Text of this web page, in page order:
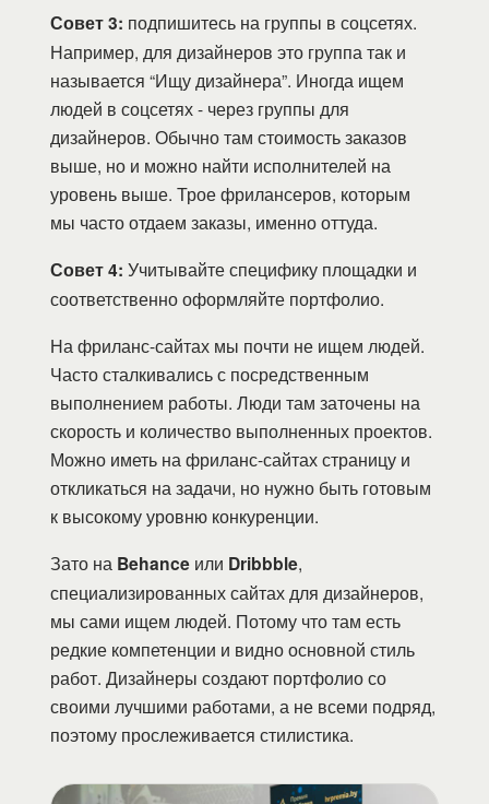
Совет 3: подпишитесь на группы в соцсетях.
Например, для дизайнеров это группа так и
называется “Ищу дизайнера”. Иногда ищем
людей в соцсетях - через группы для
дизайнеров. Обычно там стоимость заказов
выше, но и можно найти исполнителей на
уровень выше. Трое фрилансеров, которым
мы часто отдаем заказы, именно оттуда.
Совет 4: Учитывайте специфику площадки и
соответственно оформляйте портфолио.
На фриланс-сайтах мы почти не ищем людей.
Часто сталкивались с посредственным
выполнением работы. Люди там заточены на
скорость и количество выполненных проектов.
Можно иметь на фриланс-сайтах страницу и
откликаться на задачи, но нужно быть готовым
к высокому уровню конкуренции.
Зато на Behance или Dribbble,
специализированных сайтах для дизайнеров,
мы сами ищем людей. Потому что там есть
редкие компетенции и видно основной стиль
работ. Дизайнеры создают портфолио со
своими лучшими работами, а не всеми подряд,
поэтому прослеживается стилистика.